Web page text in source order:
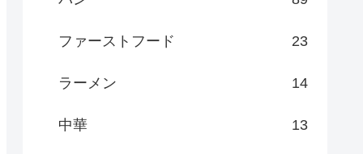
ファーストフード 23
ラーメン 14
中華 13